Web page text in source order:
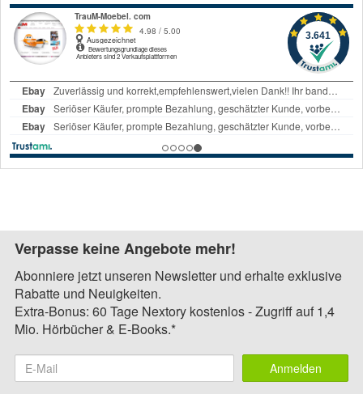
Verpasse keine Angebote mehr!
Abonniere jetzt unseren Newsletter und erhalte exklusive
Rabatte und Neuigkeiten.
Extra-Bonus: 60 Tage Nextory kostenlos - Zugriff auf 1,4
Mio. Hörbücher & E-Books.*
Anmelden